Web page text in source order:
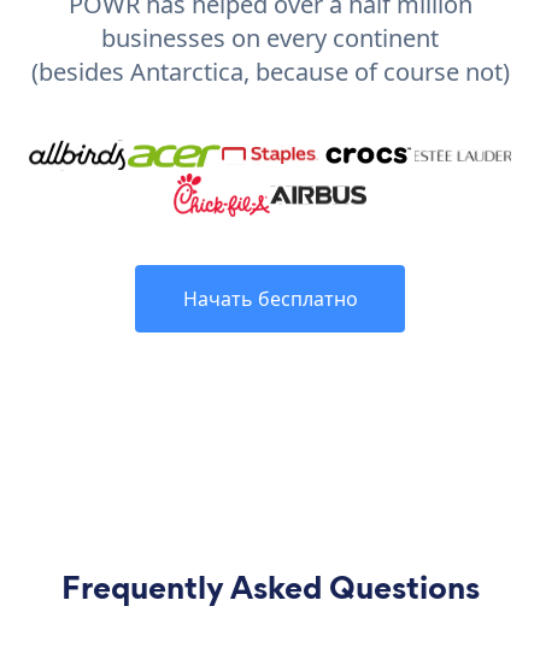
businesses on every continent
(besides Antarctica, because of course not)
Начать бесплатно
Frequently Asked Questions